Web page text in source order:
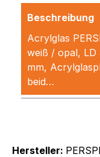
Beschreibung
Acrylglas
weiß / opal,
mm,
beid…
Hersteller: